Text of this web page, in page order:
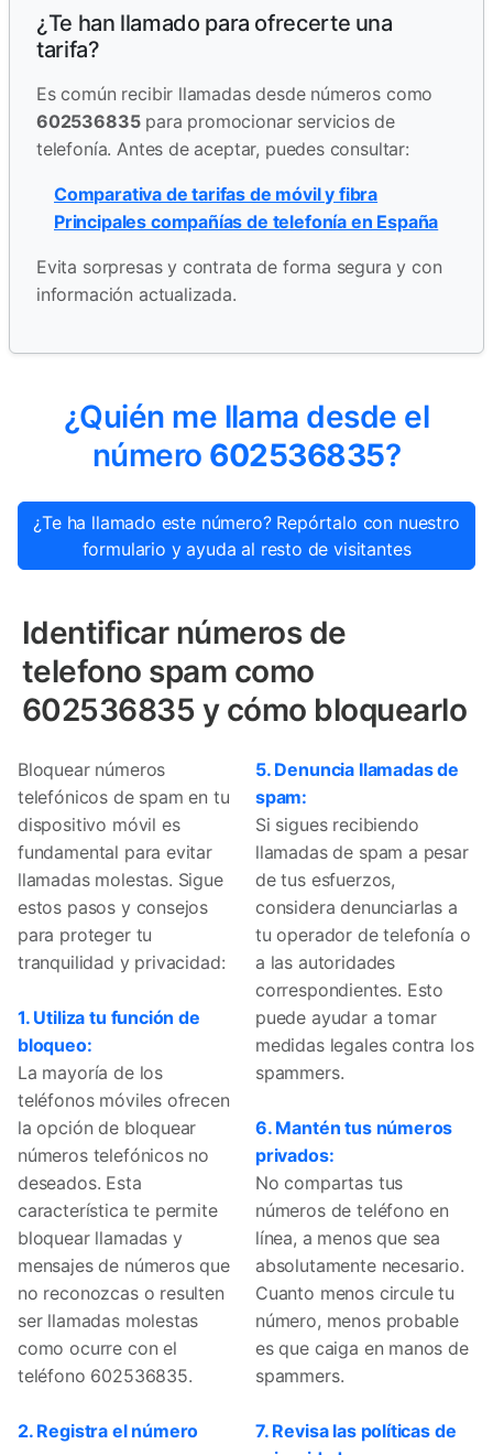
¿Te han llamado para ofrecerte una
tarifa?
Es común recibir llamadas desde números como
602536835para promocionar servicios de
telefonía. Antes de aceptar, puedes consultar:
Comparativa de tarifas de móvil y fibra
Principales compañías de telefonía en España
Evita sorpresas y contrata de forma segura y con
información actualizada.
¿Quién me llama desde el
número 602536835?
¿Te ha llamado este número? Repórtalo con nuestro
formulario y ayuda al resto de visitantes
Identificar números de
telefono spam como
602536835 y cómo bloquearlo
Bloquear números
telefónicos de spam en tu
dispositivo móvil es
fundamental para evitar
llamadas molestas. Sigue
estos pasos y consejos
para proteger tu
tranquilidad y privacidad:
1. Utiliza tu función de
bloqueo:
La mayoría de los
teléfonos móviles ofrecen
la opción de bloquear
números telefónicos no
deseados. Esta
característica te permite
bloquear llamadas y
mensajes de números que
no reconozcas o resulten
ser llamadas molestas
como ocurre con el
teléfono 602536835.
2. Registra el número
5. Denuncia llamadas de
spam:
Si sigues recibiendo
llamadas de spam a pesar
de tus esfuerzos,
considera denunciarlas a
tu operador de telefonía o
a las autoridades
correspondientes. Esto
puede ayudar a tomar
medidas legales contra los
spammers.
6. Mantén tus números
privados:
No compartas tus
números de teléfono en
línea, a menos que sea
absolutamente necesario.
Cuanto menos circule tu
número, menos probable
es que caiga en manos de
spammers.
7. Revisa las políticas de